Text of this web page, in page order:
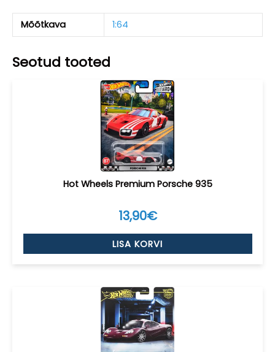
Mõõtkava 1:64
Seotud tooted
Hot Wheels Premium Porsche 935
13,90€
LISA KORVI